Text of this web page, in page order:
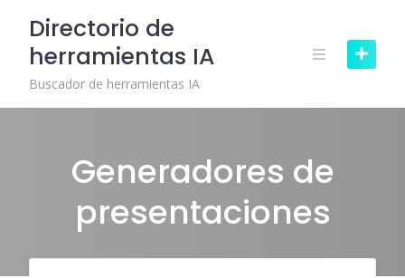
content
Directorio de
herramientas IA
Buscador de herramientas IA
Generadores de
presentaciones